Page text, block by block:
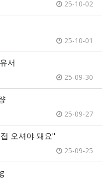
25-10-02
25-10-01
서
25-09-30
25-09-27
오셔야 돼요"
25-09-25